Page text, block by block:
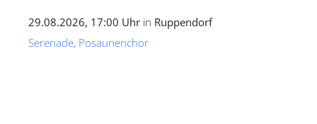
29.08.2026, 17:00 Uhr in Ruppendorf
Serenade, Posaunenchor